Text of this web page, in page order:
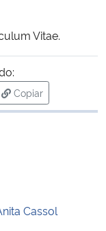
Vitae.
Copiar
para área de
Cassol